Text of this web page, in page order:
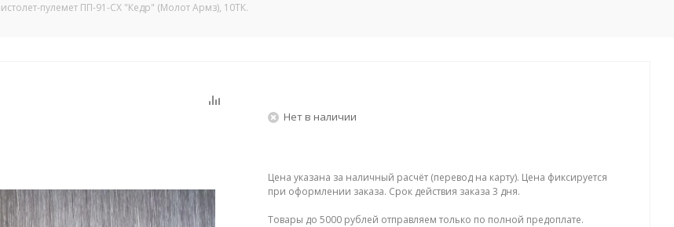
пулемет ПП-91-СХ "Кедр" (Молот Армз), 10ТК.
Нет в наличии
Цена указана за наличный расчёт (перевод на карту). Цена фиксируется
при оформлении заказа. Срок действия заказа 3 дня.
Товары до 5000 рублей отправляем только по полной предоплате.